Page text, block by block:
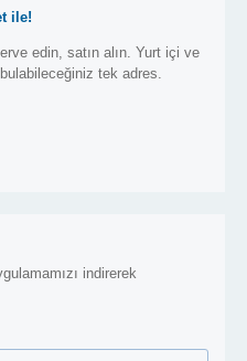
ile!
edin, satın alın. Yurt içi ve
tek adres.
indirerek